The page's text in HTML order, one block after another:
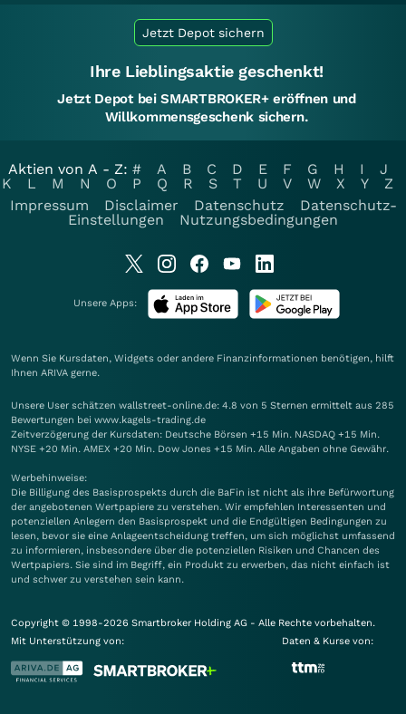
Jetzt Depot sichern
Ihre Lieblingsaktie geschenkt!
Jetzt Depot bei SMARTBROKER+ eröffnen und
Willkommensgeschenk sichern.
Aktien von A - Z: # A B C D E F G H I
J
K
L M N O P Q R S T U V W X Y
Z
Impressum
Disclaimer Datenschutz
Datenschutz-
Einstellungen
Nutzungsbedingungen
Unsere Apps:
Wenn Sie Kursdaten, Widgets oder andere Finanzinformationen benötigen, hilft
Ihnen ARIVA gerne.
Unsere User schätzen wallstreet-online.de: 4.8 von 5 Sternen ermittelt aus 285
Bewertungen bei www.kagels-trading.de
Zeitverzögerung der Kursdaten: Deutsche Börsen +15 Min. NASDAQ +15 Min.
NYSE +20 Min. AMEX +20 Min. Dow Jones +15 Min. Alle Angaben ohne Gewähr.
Werbehinweise:
Die Billigung des Basisprospekts durch die BaFin ist nicht als ihre Befürwortung
der angebotenen Wertpapiere zu verstehen. Wir empfehlen Interessenten und
potenziellen Anlegern den Basisprospekt und die Endgültigen Bedingungen zu
lesen, bevor sie eine Anlageentscheidung treffen, um sich möglichst umfassend
zu informieren, insbesondere über die potenziellen Risiken und Chancen des
Wertpapiers. Sie sind im Begriff, ein Produkt zu erwerben, das nicht einfach ist
und schwer zu verstehen sein kann.
Copyright © 1998-2026 Smartbroker Holding AG - Alle Rechte vorbehalten.
Mit Unterstützung von:
Daten & Kurse von: